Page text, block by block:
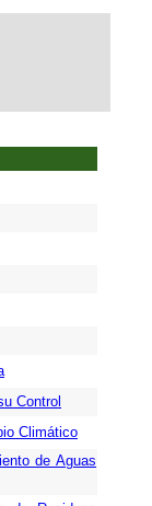
Control
Climático
de Aguas